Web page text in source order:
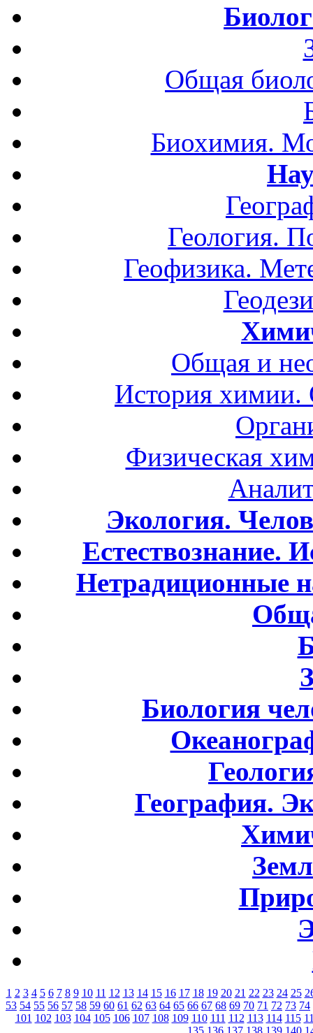
Общая
Биохимия.
Геология.
Геофизика.
Общая и
История
Физическая
Экология.
Естествознание.
Нетрадиционные
Биология
География.
1 2 3 4 5 6 7 8 9 10 11 12 13 14 15 16 17 18 19 20 21 22 23 24 25
53 54 55 56 57 58 59 60 61 62 63 64 65 66 67 68 69 70 71 72 73 74
101 102 103 104 105 106 107 108 109 110 111 112 113 114 115
135 136 137 138 139 140